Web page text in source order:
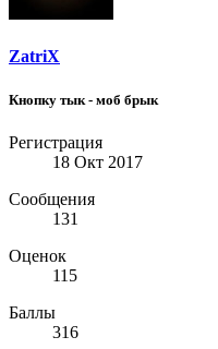
ZatriX
Кнопку тык - моб брык
Регистрация
18 Окт 2017
Сообщения
131
Оценок
115
Баллы
316